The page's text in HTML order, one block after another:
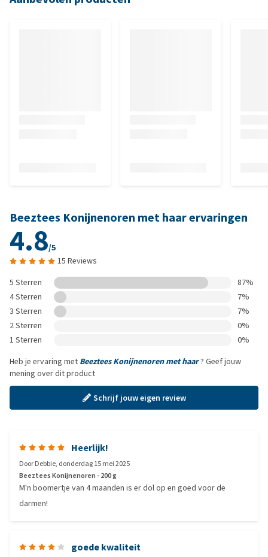
Beeztees Konijnenoren met haar ervaringen
4.8/5
15 Reviews
5 Sterren
87%
4 Sterren
7%
3 Sterren
7%
2 Sterren
0%
1 Sterren
0%
Heb je ervaring met Beeztees Konijnenoren met haar? Geef jouw
mening over dit product
Schrijf jouw eigen review
Heerlijk!
DoorDebbie, donderdag 15 mei 2025
Beeztees Konijnenoren - 200 g
M'n boomertje van 4 maanden is er dol op en goed voor de
darmen!
goede kwaliteit